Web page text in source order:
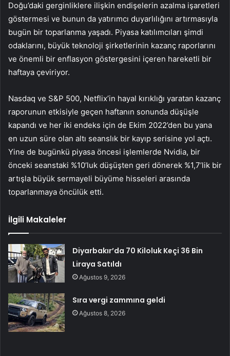
Doğu’daki gerginliklere ilişkin endişelerin azalma işaretleri
göstermesi ve bunun da yatırımcı duyarlılığını artırmasıyla
bugün bir toparlanma yaşadı. Piyasa katılımcıları şimdi
odaklarını, büyük teknoloji şirketlerinin kazanç raporlarını
ve önemli bir enflasyon göstergesini içeren hareketli bir
haftaya çeviriyor.
Nasdaq ve S&P 500, Netflix’in hayal kırıklığı yaratan kazanç
raporunun etkisiyle geçen haftanın sonunda düşüşle
kapandı ve her iki endeks için de Ekim 2022’den bu yana
en uzun süre olan altı seanslık bir kayıp serisine yol açtı.
Yine de bugünkü piyasa öncesi işlemlerde Nvidia, bir
önceki seanstaki %10’luk düşüşten geri dönerek %1,7’lik bir
artışla büyük sermayeli büyüme hisseleri arasında
toparlanmaya öncülük etti.
İlgili Makaleler
Diyarbakır’da 70 Kiloluk Keçi 36 Bin
Liraya Satıldı
Ağustos 9, 2026
Sıra vergi zammına geldi
Ağustos 8, 2026